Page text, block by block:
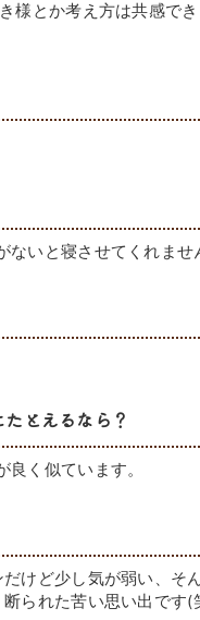
様とか考え方は共感で
ないと寝させてくれませ
とえるなら？
く似ています。
けど少し気が弱い、そ
られた苦い思い出です(